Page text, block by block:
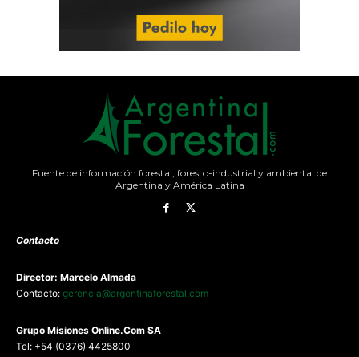
Fuente de información forestal, foresto-industrial y ambiental de
Argentina y América Latina
Contacto
Director: Marcelo Almada
Contacto: gerencia@argentinaforestal.com
Grupo Misiones Online.Com SA
Tel: +54 (0376) 4425800